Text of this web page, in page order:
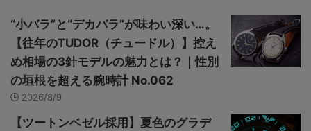
“小バラ”と“デカバラ”が味わい深い…。
【往年のTUDOR（チュードル）】控え
め相場の3針モデルの魅力とは？｜性別
の垣根を超える腕時計 No.062
2026/8/9
【ツートンベゼル採用】夏色のグラデ